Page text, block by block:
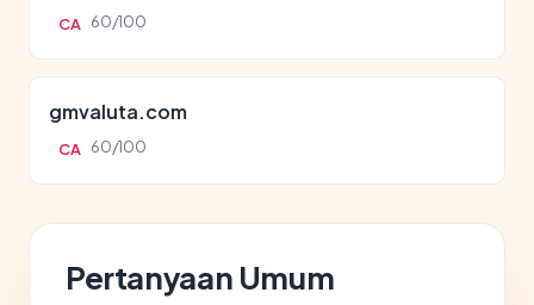
CA 60/100
gmvaluta.com
CA 60/100
Pertanyaan Umum